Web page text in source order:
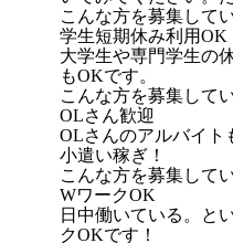
こんな方を募集して
学生短期休み利用OK
大学生や専門学生の
もOKです。
こんな方を募集して
OLさん歓迎
OLさんのアルバイト
小遣い稼ぎ！
こんな方を募集して
WワークOK
日中働いている。と
クOKです！